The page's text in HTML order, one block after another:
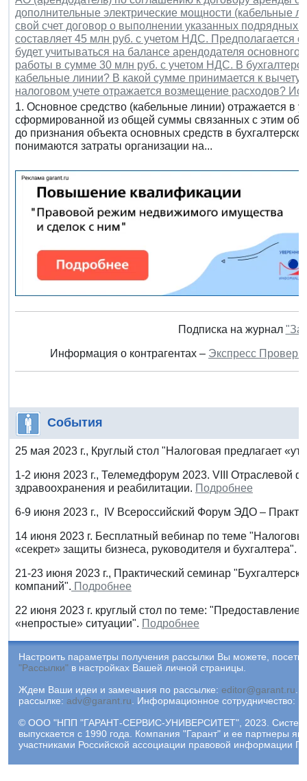
дополнительные электрические мощности (кабельные
свой счет договор о выполнении указанных подрядных
составляет 45 млн руб. с учетом НДС. Предполагается
будет учитываться на балансе арендодателя
работы в сумме 30 млн руб. с учетом НДС. В
кабельные линии? В какой сумме принимается к
налоговом учете отражается возмещение расходов?
1. Основное средство (кабельные линии) отражается в
сформированной из общей суммы связанных с этим
до признания объекта основных средств в
понимаются затраты организации на...
Подписка на журнал
Информация о контрагентах – Экспресс
События
25 мая 2023 г., Круглый стол "Налоговая предлагает
1-2 июня 2023 г., Телемедфорум 2023. VIII Отраслевой
здравоохранения и реабилитации. Подробнее
6-9 июня 2023 г., IV Всероссийский Форум ЭДО –
14 июня 2023 г. Бесплатный вебинар по теме
«секрет» защиты бизнеса, руководителя и бухгалтера".
21-23 июня 2023 г., Практический семинар
компаний". Подробнее
22 июня 2023 г. круглый стол по теме: "Предоставление
«непростые» ситуации". Подробнее
Настроить параметры получения рассылки Вы можете,
"Рассылки" в настройках Вашей личной страницы.
Ждем Ваши идеи и замечания по рассылке: editor@garant.ru
рассылке: adv@garant.ru Информационное сотрудничество:
© ООО "НПП "ГАРАНТ-СЕРВИС-УНИВЕРСИТЕТ", 2023.
выпускается с 1990 года. Компания "Гарант" и ее партнеры
участниками Российской ассоциации правовой информации